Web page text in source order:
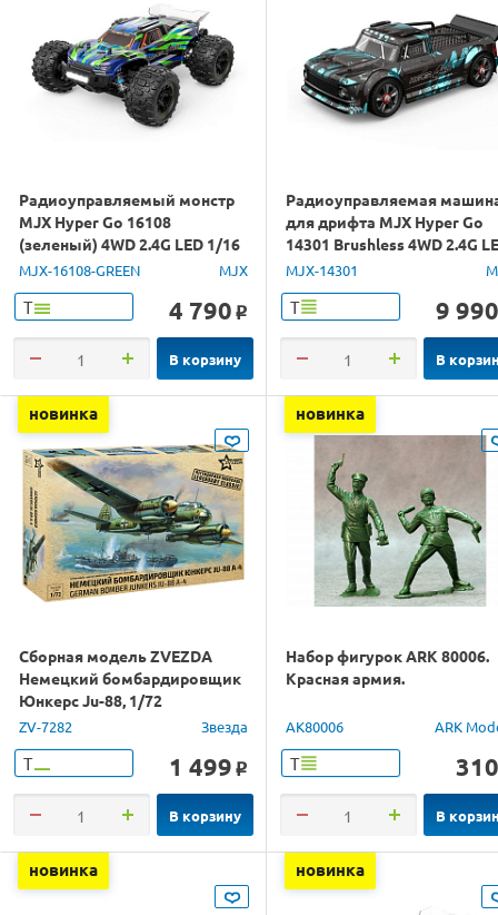
Радиоуправляемый монстр
MJX Hyper Go 16108
(зеленый) 4WD 2.4G LED 1/16
RTR
MJX-16108-GREEN MJX
Т 4 790 o
В корзину
Радиоуправляемая
для дрифта MJX Hyper Go
14301 Brushless 4WD 2.4G
1/14 RTR
MJX-14301
Т 9 990
В
новинка
Сборная модель ZVEZDA
Немецкий бомбардировщик
Юнкерс Ju-88, 1/72
ZV-7282 Звезда
Т 1 499 o
В корзину
новинка
Набор фигурок ARK 80006.
Красная армия.
AK80006 ARK
Т 310
В
новинка новинка